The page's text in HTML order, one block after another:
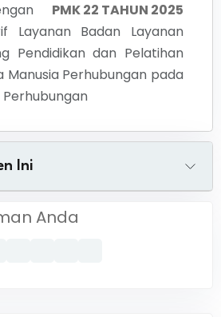
PMK 22 TAHUN 2025
Layanan Badan Layanan
Pendidikan dan Pelatihan
Manusia Perhubungan pada
Ini
Anda